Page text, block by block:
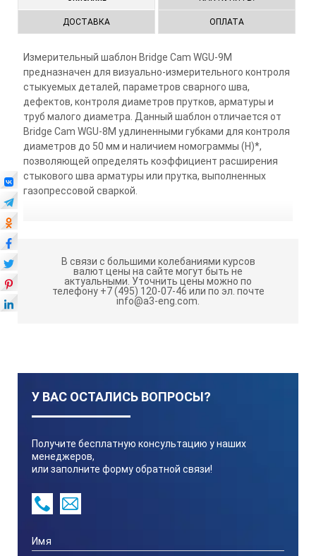
ДОСТАВКА ОПЛАТА
Измерительный шаблон Bridge Cam WGU-9M
предназначен для визуально-измерительного контроля
стыкуемых деталей, параметров сварного шва,
дефектов, контроля диаметров прутков, арматуры и
труб малого диаметра. Данный шаблон отличается от
Bridge Cam WGU-8M удлиненными губками для контроля
диаметров до 50 мм и наличием номограммы (Н)*,
позволяющей определять коэффициент расширения
стыкового шва арматуры или прутка, выполненных
газопрессовой сваркой.
В связи с большими колебаниями курсов
валют цены на сайте могут быть не
актуальными. Уточнить цены можно по
телефону +7 (495) 120-07-46 или по эл. почте
info@a3-eng.com.
У ВАС ОСТАЛИСЬ ВОПРОСЫ?
Получите бесплатную консультацию у наших
менеджеров,
или заполните форму обратной связи!